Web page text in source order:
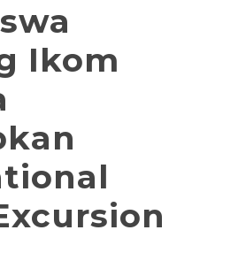
Ikom